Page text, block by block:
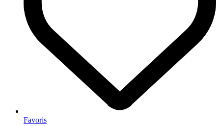
Favoris